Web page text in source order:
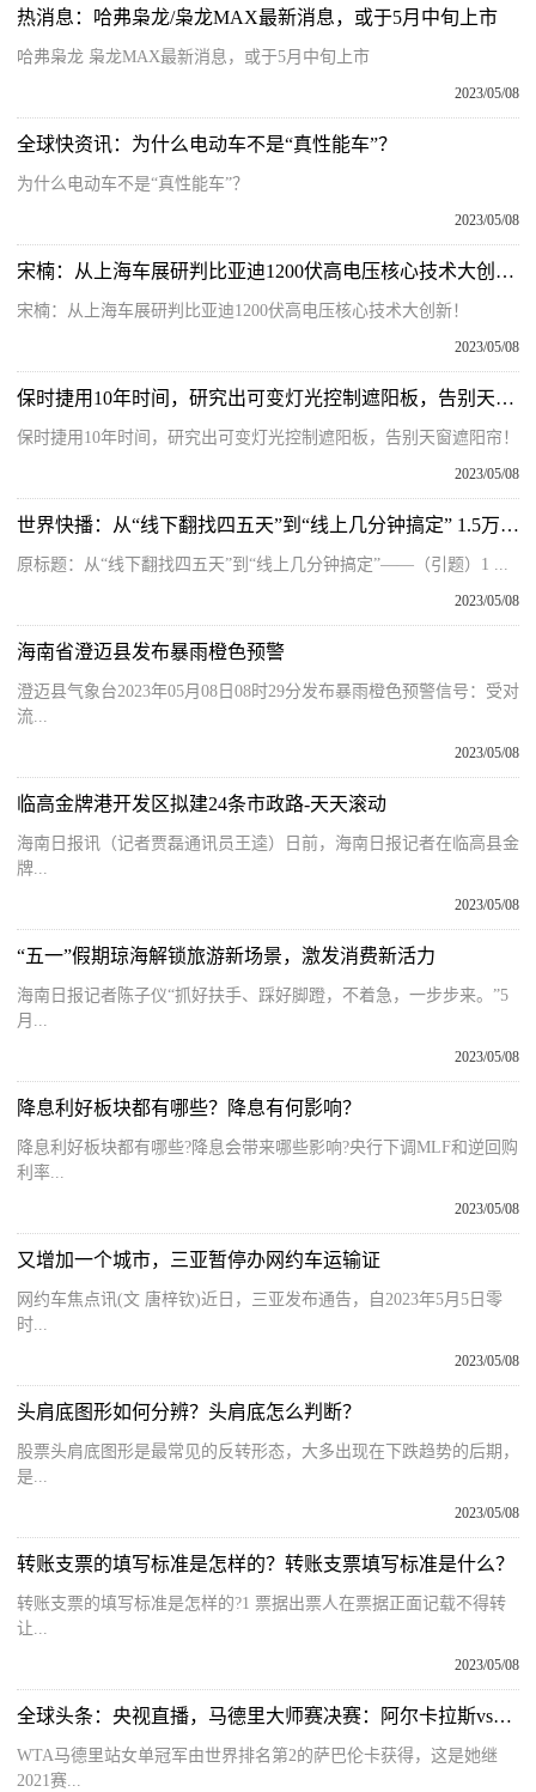
热消息：哈弗枭龙/枭龙MAX最新消息，或于5月中旬上市
哈弗枭龙 枭龙MAX最新消息，或于5月中旬上市
2023/05/08
全球快资讯：为什么电动车不是“真性能车”？
为什么电动车不是“真性能车”？
2023/05/08
宋楠：从上海车展研判比亚迪1200伏高电压核心技术大创新！|天天播资讯
宋楠：从上海车展研判比亚迪1200伏高电压核心技术大创新！
2023/05/08
保时捷用10年时间，研究出可变灯光控制遮阳板，告别天窗遮阳帘！
保时捷用10年时间，研究出可变灯光控制遮阳板，告别天窗遮阳帘！
2023/05/08
世界快播：从“线下翻找四五天”到“线上几分钟搞定” 1.5万份农垦转出档案实现数字化
原标题：从“线下翻找四五天”到“线上几分钟搞定”——（引题）1 ...
2023/05/08
海南省澄迈县发布暴雨橙色预警
澄迈县气象台2023年05月08日08时29分发布暴雨橙色预警信号：受对
流...
2023/05/08
临高金牌港开发区拟建24条市政路-天天滚动
海南日报讯（记者贾磊通讯员王逵）日前，海南日报记者在临高县金
牌...
2023/05/08
“五一”假期琼海解锁旅游新场景，激发消费新活力
海南日报记者陈子仪“抓好扶手、踩好脚蹬，不着急，一步步来。”5
月...
2023/05/08
降息利好板块都有哪些？降息有何影响？
降息利好板块都有哪些?降息会带来哪些影响?央行下调MLF和逆回购
利率...
2023/05/08
又增加一个城市，三亚暂停办网约车运输证
网约车焦点讯(文 唐梓钦)近日，三亚发布通告，自2023年5月5日零
时...
2023/05/08
头肩底图形如何分辨？头肩底怎么判断？
股票头肩底图形是最常见的反转形态，大多出现在下跌趋势的后期，
是...
2023/05/08
转账支票的填写标准是怎样的？转账支票填写标准是什么？
转账支票的填写标准是怎样的?1 票据出票人在票据正面记载不得转
让...
2023/05/08
全球头条：央视直播，马德里大师赛决赛：阿尔卡拉斯vs最强黑马！卫冕or首冠
WTA马德里站女单冠军由世界排名第2的萨巴伦卡获得，这是她继
2021赛...